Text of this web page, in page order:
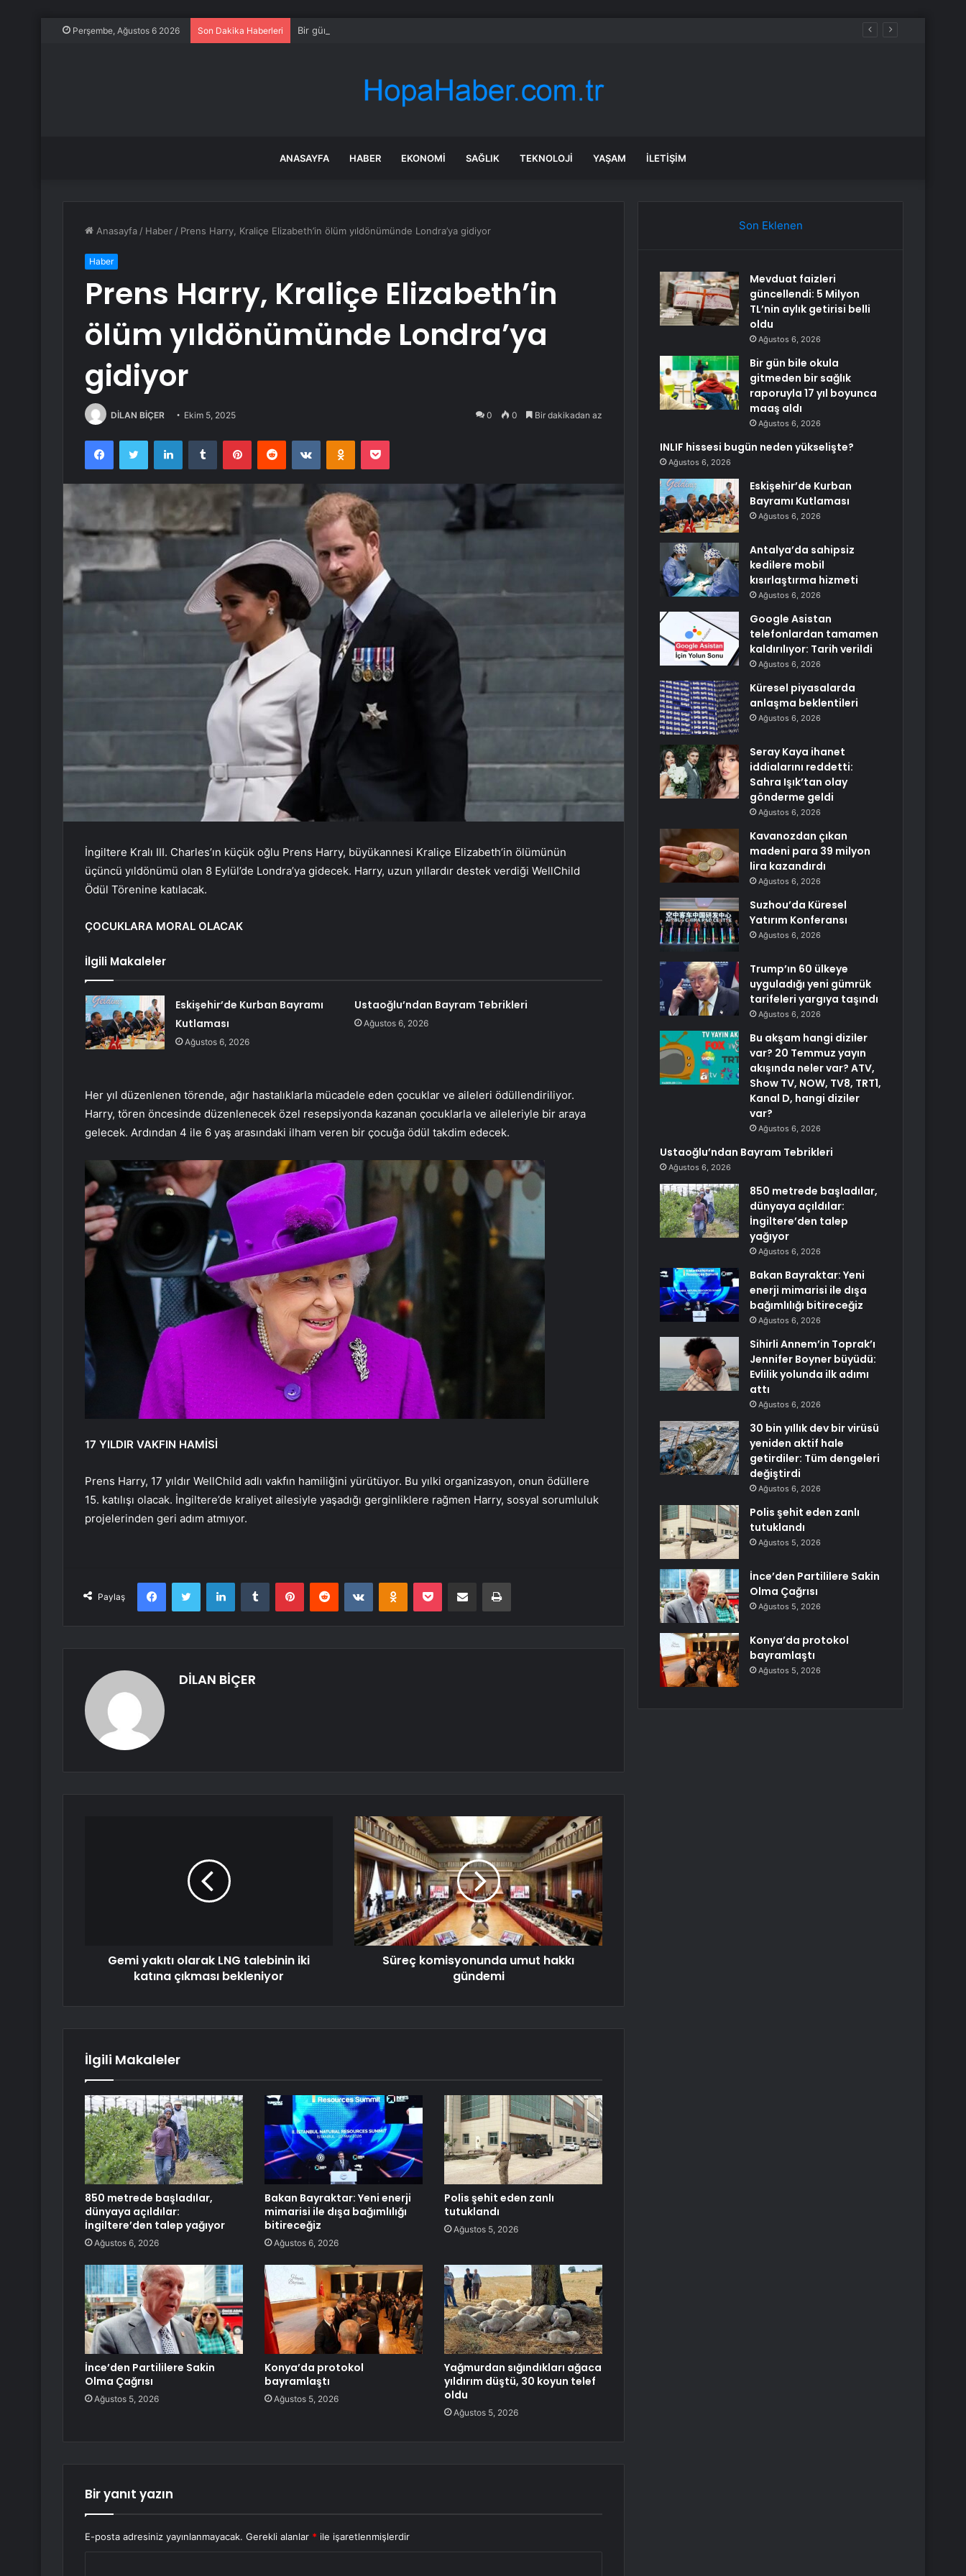
Perşembe, Ağustos 6 2026 Son Dakika Haberleri Bir gün bile okula gitmeden bir sağlık raporuyla 17 yıl boyunca maaş aldı
ANASAYFA HABER EKONOMI SAĞLIK TEKNOLOJI YAŞAM İLETIŞIM
Anasayfa / Haber / Prens Harry, Kraliçe Elizabeth’in ölüm yıldönümünde Londra’ya gidiyor
Haber
Prens Harry, Kraliçe Elizabeth’in
ölüm yıldönümünde Londra’ya
gidiyor
DİLAN BİÇER Ekim 5, 2025 0 0 Bir dakikadan az
FacebookTwitter LinkedInTumblr PinterestReddit VKontakteOdnoklassniki
Pocket
İngiltere Kralı III. Charles’ın küçük oğlu Prens Harry, büyükannesi Kraliçe Elizabeth’in ölümünün
üçüncü yıldönümü olan 8 Eylül’de Londra’ya gidecek. Harry, uzun yıllardır destek verdiği WellChild
Ödül Törenine katılacak.
ÇOCUKLARA MORAL OLACAK
İlgili Makaleler
Eskişehir’de Kurban Bayramı
Kutlaması
Ağustos 6, 2026
Ustaoğlu’ndan Bayram Tebrikleri
Ağustos 6, 2026
Her yıl düzenlenen törende, ağır hastalıklarla mücadele eden çocuklar ve aileleri ödüllendiriliyor.
Harry, tören öncesinde düzenlenecek özel resepsiyonda kazanan çocuklarla ve aileleriyle bir araya
gelecek. Ardından 4 ile 6 yaş arasındaki ilham veren bir çocuğa ödül takdim edecek.
17 YILDIR VAKFIN HAMİSİ
Prens Harry, 17 yıldır WellChild adlı vakfın hamiliğini yürütüyor. Bu yılki organizasyon, onun ödüllere
15. katılışı olacak. İngiltere’de kraliyet ailesiyle yaşadığı gerginliklere rağmen Harry, sosyal sorumluluk
projelerinden geri adım atmıyor.
Paylaş
FacebookTwitter LinkedInTumblr PinterestReddit VKontakteOdnoklassniki
Pocket E-Posta ile paylaş Yazdır
DİLAN BİÇER
Gemi yakıtı olarak LNG talebinin iki
katına çıkması bekleniyor
Süreç komisyonunda umut hakkı
gündemi
İlgili Makaleler
850 metrede başladılar,
dünyaya açıldılar:
İngiltere’den talep yağıyor
Ağustos 6, 2026
Bakan Bayraktar: Yeni enerji
mimarisi ile dışa bağımlılığı
bitireceğiz
Ağustos 6, 2026
Polis şehit eden zanlı
tutuklandı
Ağustos 5, 2026
İnce’den Partililere Sakin
Olma Çağrısı
Ağustos 5, 2026
Konya’da protokol
bayramlaştı
Ağustos 5, 2026
Yağmurdan sığındıkları ağaca
yıldırım düştü, 30 koyun telef
oldu
Ağustos 5, 2026
Bir yanıt yazın
E-posta adresiniz yayınlanmayacak. Gerekli alanlar * ile işaretlenmişlerdir
Son Eklenen
Mevduat faizleri
güncellendi: 5 Milyon
TL’nin aylık getirisi belli
oldu
Ağustos 6, 2026
Bir gün bile okula
gitmeden bir sağlık
raporuyla 17 yıl boyunca
maaş aldı
Ağustos 6, 2026
INLIF hissesi bugün neden yükselişte?
Ağustos 6, 2026
Eskişehir’de Kurban
Bayramı Kutlaması
Ağustos 6, 2026
Antalya’da sahipsiz
kedilere mobil
kısırlaştırma hizmeti
Ağustos 6, 2026
Google Asistan
telefonlardan tamamen
kaldırılıyor: Tarih verildi
Ağustos 6, 2026
Küresel piyasalarda
anlaşma beklentileri
Ağustos 6, 2026
Seray Kaya ihanet
iddialarını reddetti:
Sahra Işık’tan olay
gönderme geldi
Ağustos 6, 2026
Kavanozdan çıkan
madeni para 39 milyon
lira kazandırdı
Ağustos 6, 2026
Suzhou’da Küresel
Yatırım Konferansı
Ağustos 6, 2026
Trump’ın 60 ülkeye
uyguladığı yeni gümrük
tarifeleri yargıya taşındı
Ağustos 6, 2026
Bu akşam hangi diziler
var? 20 Temmuz yayın
akışında neler var? ATV,
Show TV, NOW, TV8, TRT1,
Kanal D, hangi diziler
var?
Ağustos 6, 2026
Ustaoğlu’ndan Bayram Tebrikleri
Ağustos 6, 2026
850 metrede başladılar,
dünyaya açıldılar:
İngiltere’den talep
yağıyor
Ağustos 6, 2026
Bakan Bayraktar: Yeni
enerji mimarisi ile dışa
bağımlılığı bitireceğiz
Ağustos 6, 2026
Sihirli Annem’in Toprak’ı
Jennifer Boyner büyüdü:
Evlilik yolunda ilk adımı
attı
Ağustos 6, 2026
30 bin yıllık dev bir virüsü
yeniden aktif hale
getirdiler: Tüm dengeleri
değiştirdi
Ağustos 6, 2026
Polis şehit eden zanlı
tutuklandı
Ağustos 5, 2026
İnce’den Partililere Sakin
Olma Çağrısı
Ağustos 5, 2026
Konya’da protokol
bayramlaştı
Ağustos 5, 2026